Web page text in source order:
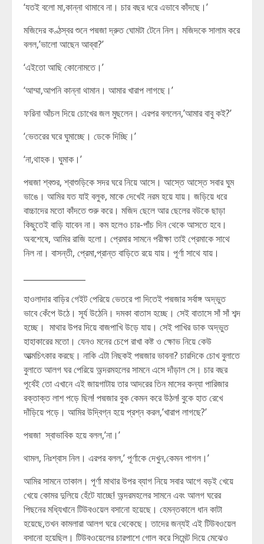
‘যতই বলো মা,কান্না থামাবে না। চার বছর ধরে এভাবে কাঁদছে।’
মজিদের কণ্ঠস্বর শুনে পদ্মজা দ্রুত ঘোমটা টেনে নিল। মজিদকে সালাম করে
বলল,’ভালো আছেন আব্বা?’
‘এইতো আছি কোনোমতে।’
‘আম্মা,আপনি কান্না থামান। আমার খারাপ লাগছে।’
ফরিনা আঁচল দিয়ে চোখের জল মুছলেন। এরপর বললেন,’আমার বাবু কই?’
‘ভেতরের ঘরে ঘুমাচ্ছে। ডেকে দিচ্ছি।’
‘না,থাহক। ঘুমাক।’
পদ্মজা শ্বশুর, শ্বাশুড়িকে সদর ঘরে নিয়ে আসে। আস্তে আস্তে সবার ঘুম
ভাঙে। আমির যত যাই বলুক, মাকে দেখেই নরম হয়ে যায়। জড়িয়ে ধরে
বাচ্চাদের মতো কাঁদতে শুরু করে। মজিদ ছেলে আর ছেলের বউকে ছাড়া
কিছুতেই বাড়ি যাবেন না। কম হলেও চার-পাঁচ দিন থেকে আসতে হবে।
অবশেষে, আমির রাজি হলো। প্রেমার সামনে পরীক্ষা তাই প্রেমাকে সাথে
নিল না। বাসন্তী, প্রেমা,প্রান্ত বাড়িতে রয়ে যায়। পূর্ণা সাথে যায়।
হাওলাদার বাড়ির গেইট পেরিয়ে ভেতরে পা দিতেই পদ্মজার সর্বাঙ্গ অদ্ভুত
ভাবে কেঁপে উঠে। সূর্য উঠেনি। দমকা বাতাস হচ্ছে। সেই বাতাসে সাঁ সাঁ শব্দ
হচ্ছে। মাথার উপর দিয়ে বাজপাখি উড়ে যায়। সেই পাখির ডাক অদ্ভুত
হাহাকারের মতো। যেনও মনের চেপে রাখা কষ্ট ও ক্ষোভ নিয়ে কেউ
আত্মচিৎকার করছে। নাকি এটা নিছকই পদ্মজার ভাবনা? চারদিকে চোখ বুলাতে
বুলাতে আলগ ঘর পেরিয়ে অন্দরমহলের সামনে এসে দাঁড়াল সে। চার বছর
পূর্বেই তো এখানে এই জায়গাটায় তার আদরের তিন মাসের কন্যা পারিজার
রক্তাক্ত লাশ পড়ে ছিল! পদ্মজার বুক কেমন করে উঠল! বুকে হাত রেখে
দাঁড়িয়ে পড়ে। আমির উদ্বিগ্ন হয়ে প্রশ্ন করল,’খারাপ লাগছে?’
পদ্মজা স্বাভাবিক হয়ে বলল,’না।’
থামল, নিঃশ্বাস নিল। এরপর বলল,’ পূর্ণাকে দেখুন,কেমন পাগল।’
আমির সামনে তাকাল। পূর্ণা মাথার উপর ব্যাগ নিয়ে সবার আগে বড়ই খেয়ে
খেয়ে কোমর দুলিয়ে হেঁটে যাচ্ছে! অন্দরমহলের সামনে এবং আলগ ঘরের
পিছনের মধ্যিখানে টিউবওয়েল বসানো হয়েছে। হেমন্তকালে ধান কাটা
হয়েছে,তখন কামলারা আলগ ঘরে থেকেছে। তাদের জন্যই এই টিউবওয়েল
বসানো হয়েছিল। টিউবওয়েলের চারপাশে গোল করে সিমেন্ট দিয়ে মেঝেও